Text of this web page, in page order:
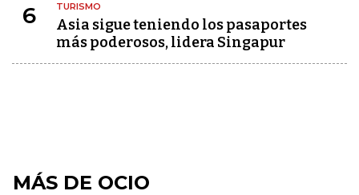
6 TURISMO
Asia sigue teniendo los pasaportes
más poderosos, lidera Singapur
MÁS DE OCIO